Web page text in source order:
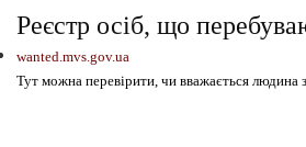
Реєстр осіб, що
wanted.mvs.gov.ua
Тут можна перевірити, чи вважається людина